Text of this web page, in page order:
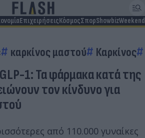
ΕπιχειρήσειςΚόσμοςΣπορShowbizWeekend
καρκίνος μαστού Καρκίνος
1: Τα φάρμακα κατά της
τον κίνδυνο για
από 110.000 γυναίκες